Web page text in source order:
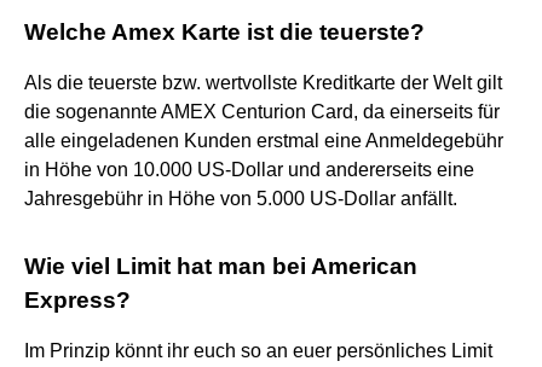
Welche Amex Karte ist die teuerste?
Als die teuerste bzw. wertvollste Kreditkarte der Welt gilt
die sogenannte AMEX Centurion Card, da einerseits für
alle eingeladenen Kunden erstmal eine Anmeldegebühr
in Höhe von 10.000 US-Dollar und andererseits eine
Jahresgebühr in Höhe von 5.000 US-Dollar anfällt.
Wie viel Limit hat man bei American
Express?
Im Prinzip könnt ihr euch so an euer persönliches Limit